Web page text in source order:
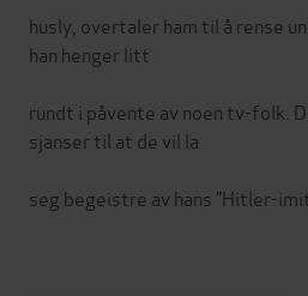
husly, overtaler ham til å rense
han henger litt
rundt i påvente av noen tv-folk.
sjanser til at de vil la
seg begeistre av hans ”Hitler-